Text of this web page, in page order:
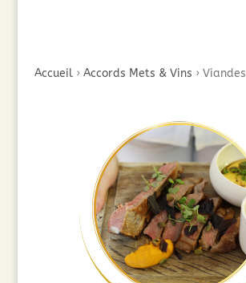
Accueil› Accords Mets & Vins › Viandes